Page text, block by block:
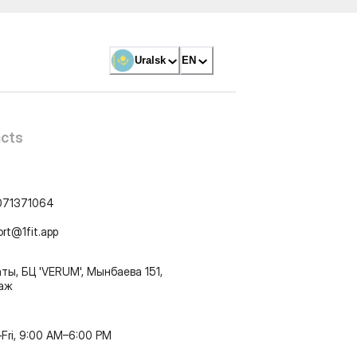
Uralsk EN
БЦ 'VERUM', Мынбаева 151,
9:00 AM–6:00 PM